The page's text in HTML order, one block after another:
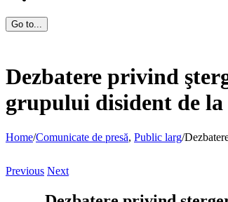
Go to...
Dezbatere privind
grupului disident de la
Home/Comunicate de presă, Public larg/
Previous Next